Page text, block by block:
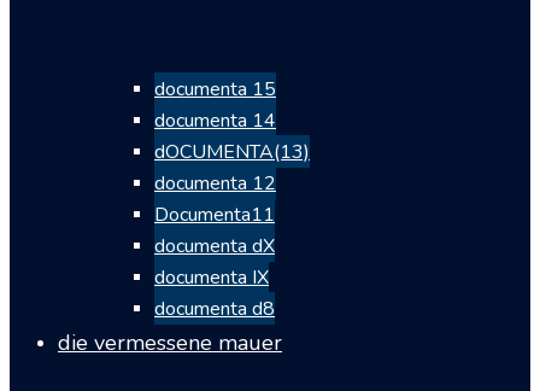
documenta 15
documenta 14
dOCUMENTA(13)
documenta 12
Documenta11
documenta dX
documenta IX
documenta d8
die vermessene mauer